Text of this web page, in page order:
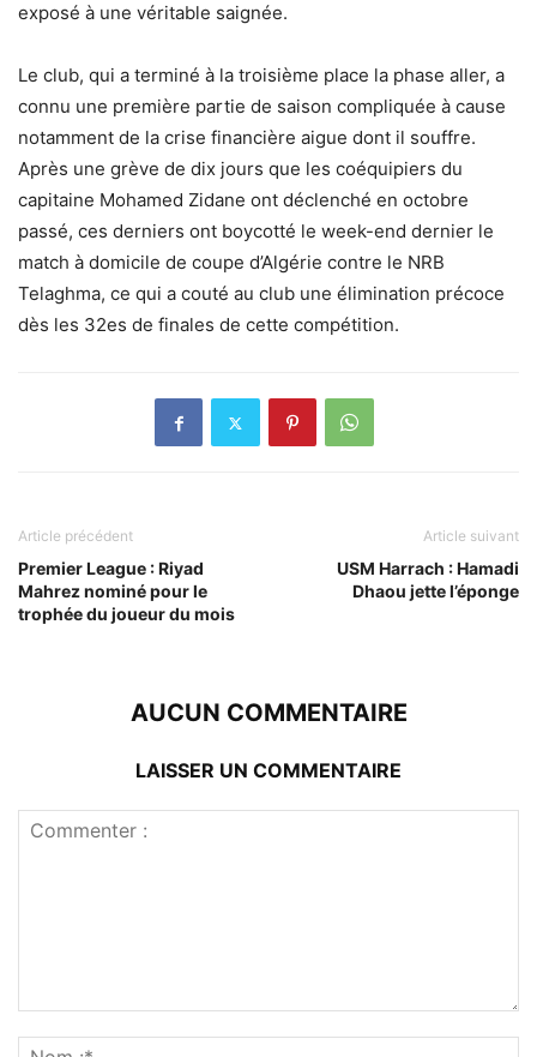
exposé à une véritable saignée.
Le club, qui a terminé à la troisième place la phase aller, a
connu une première partie de saison compliquée à cause
notamment de la crise financière aigue dont il souffre.
Après une grève de dix jours que les coéquipiers du
capitaine Mohamed Zidane ont déclenché en octobre
passé, ces derniers ont boycotté le week-end dernier le
match à domicile de coupe d’Algérie contre le NRB
Telaghma, ce qui a couté au club une élimination précoce
dès les 32es de finales de cette compétition.
Article précédent
Premier League : Riyad
Mahrez nominé pour le
trophée du joueur du mois
Article suivant
USM Harrach : Hamadi
Dhaou jette l’éponge
AUCUN COMMENTAIRE
LAISSER UN COMMENTAIRE